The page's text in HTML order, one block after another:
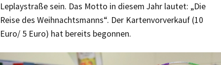
Leplaystraße sein. Das Motto in diesem Jahr lautet: „Die
Reise des Weihnachtsmanns“. Der Kartenvorverkauf (10
Euro/ 5 Euro) hat bereits begonnen.